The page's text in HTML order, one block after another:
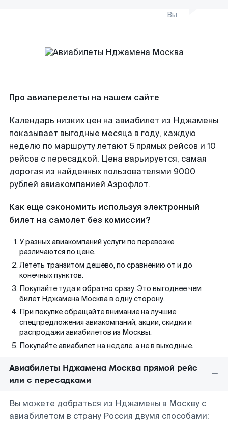
Вы
Про авиаперелеты на нашем сайте
Календарь низких цен на авиабилет из Нджамены
показывает выгодные месяца в году, каждую
неделю по маршруту летают 5 прямых рейсов и 10
рейсов с пересадкой. Цена варьируется, самая
дорогая из найденных пользователями 9000
рублей авиакомпанией Аэрофлот.
Как еще сэкономить используя электронный
билет на самолет без комиссии?
У разных авиакомпаний услуги по перевозке
различаются по цене.
Лететь транзитом дешево, по сравнению от и до
конечных пунктов.
Покупайте туда и обратно сразу. Это выгоднее чем
билет Нджамена Москва в одну сторону.
При покупке обращайте внимание на лучшие
спецпредложения авиакомпаний, акции, скидки и
распродажи авиабилетов из Москвы.
Покупайте авиабилет на неделе, а не в выходные.
Авиабилеты Нджамена Москва прямой рейс
или с пересадками
Вы можете добраться из Нджамены в Москву с
авиабилетом в страну Россия двумя способами: